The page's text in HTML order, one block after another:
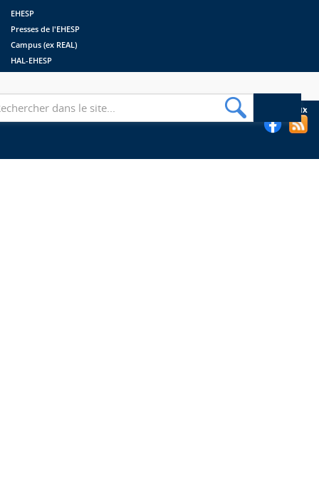
EHESP
Presses de l'EHESP
Campus (ex REAL)
HAL-EHESP
Suivez les bibliothèques de l'EHESP sur les réseaux sociaux